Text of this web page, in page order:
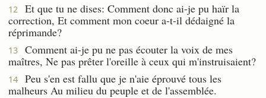
12
Et que tu ne dises: Comment donc ai-je pu haïr la
correction, Et comment mon coeur a-t-il dédaigné la
réprimande?
13
Comment ai-je pu ne pas écouter la voix de mes
maîtres, Ne pas prêter l'oreille à ceux qui m'instruisaient?
14
Peu s'en est fallu que je n'aie éprouvé tous les
malheurs Au milieu du peuple et de l'assemblée.